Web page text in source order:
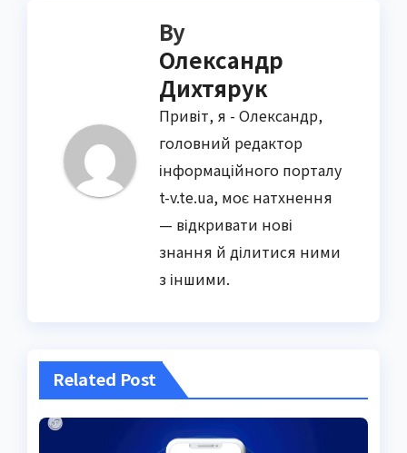
By
Олександр
Дихтярук
Привіт, я - Олександр,
головний редактор
інформаційного порталу
t-v.te.ua, моє натхнення
— відкривати нові
знання й ділитися ними
з іншими.
Related Post